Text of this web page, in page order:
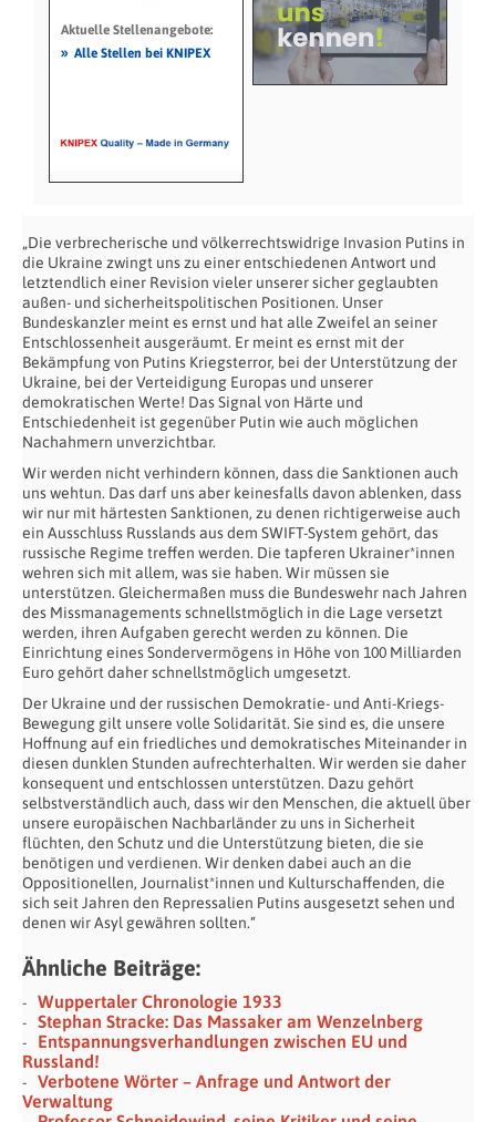
Aktuelle Stellenangebote:
» Alle Stellen bei KNIPEX
„Die verbrecherische und völkerrechtswidrige Invasion Putins in
die Ukraine zwingt uns zu einer entschiedenen Antwort und
letztendlich einer Revision vieler unserer sicher geglaubten
außen- und sicherheitspolitischen Positionen. Unser
Bundeskanzler meint es ernst und hat alle Zweifel an seiner
Entschlossenheit ausgeräumt. Er meint es ernst mit der
Bekämpfung von Putins Kriegsterror, bei der Unterstützung der
Ukraine, bei der Verteidigung Europas und unserer
demokratischen Werte! Das Signal von Härte und
Entschiedenheit ist gegenüber Putin wie auch möglichen
Nachahmern unverzichtbar.
Wir werden nicht verhindern können, dass die Sanktionen auch
uns wehtun. Das darf uns aber keinesfalls davon ablenken, dass
wir nur mit härtesten Sanktionen, zu denen richtigerweise auch
ein Ausschluss Russlands aus dem SWIFT-System gehört, das
russische Regime treffen werden. Die tapferen Ukrainer*innen
wehren sich mit allem, was sie haben. Wir müssen sie
unterstützen. Gleichermaßen muss die Bundeswehr nach Jahren
des Missmanagements schnellstmöglich in die Lage versetzt
werden, ihren Aufgaben gerecht werden zu können. Die
Einrichtung eines Sondervermögens in Höhe von 100 Milliarden
Euro gehört daher schnellstmöglich umgesetzt.
Der Ukraine und der russischen Demokratie- und Anti-Kriegs-
Bewegung gilt unsere volle Solidarität. Sie sind es, die unsere
Hoffnung auf ein friedliches und demokratisches Miteinander in
diesen dunklen Stunden aufrechterhalten. Wir werden sie daher
konsequent und entschlossen unterstützen. Dazu gehört
selbstverständlich auch, dass wir den Menschen, die aktuell über
unsere europäischen Nachbarländer zu uns in Sicherheit
flüchten, den Schutz und die Unterstützung bieten, die sie
benötigen und verdienen. Wir denken dabei auch an die
Oppositionellen, Journalist*innen und Kulturschaffenden, die
sich seit Jahren den Repressalien Putins ausgesetzt sehen und
denen wir Asyl gewähren sollten.“
Ähnliche Beiträge:
Wuppertaler Chronologie 1933
Stephan Stracke: Das Massaker am Wenzelnberg
Entspannungsverhandlungen zwischen EU und
Russland!
Verbotene Wörter – Anfrage und Antwort der
Verwaltung